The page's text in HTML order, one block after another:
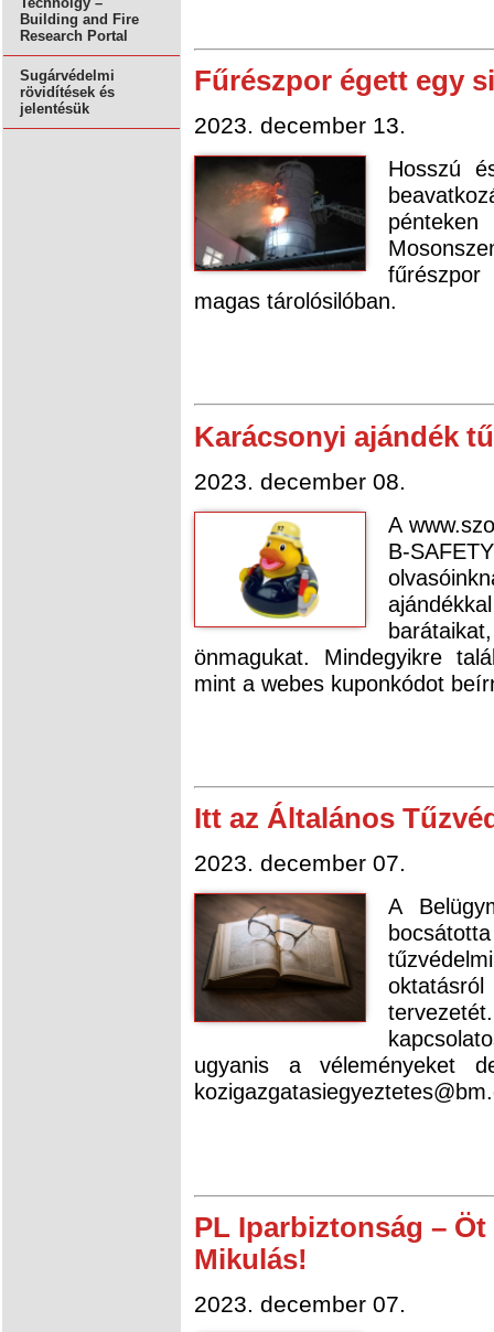
Building and Fire
Research Portal
Sugárvédelmi
rövidítések és
jelentésük
Fűrészpor égett egy
2023. december 13.
Hosszú
magas tárolósilóban.
Karácsonyi ajándék
2023. december 08.
A
B-
önmagukat. Mindegyikre
mint a webes kuponkódot
Itt az Általános
2023. december 07.
A
ugyanis a véleményeket
PL Iparbiztonság –
Mikulás!
2023. december 07.